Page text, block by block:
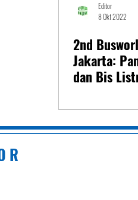
Editor
8 Okt 2022
2nd
Jakarta:
dan Bis
R